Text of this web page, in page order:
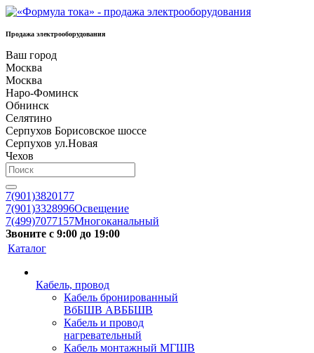
Продажа электрооборудования
Ваш город
Москва
Москва
Наро-Фоминск
Обнинск
Селятино
Серпухов Борисовское шоссе
Серпухов ул.Новая
Чехов
7(901)3820177
7(901)3328996Освещение
7(499)7077157Многоканальный
Звоните с 9:00 до 19:00
Каталог
Кабель, провод
Кабель бронированный
ВбБШВ АВББШВ
Кабель и провод
нагревательный
Кабель монтажный МГШВ